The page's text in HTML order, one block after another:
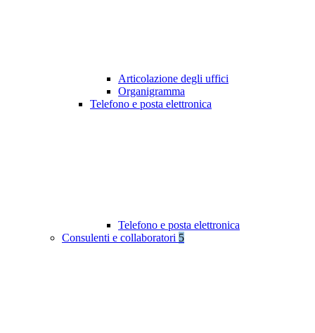
Articolazione degli uffici
Organigramma
Telefono e posta elettronica
Telefono e posta elettronica
Consulenti e collaboratori 5